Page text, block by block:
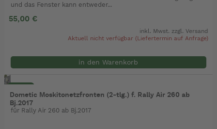
und das Fenster kann entweder...
55,00 €
inkl. Mwst. zzgl.Versand
Aktuell nicht verfügbar (Liefertermin auf Anfrage)
in den Warenkorb
Dometic Moskitonetzfronten (2-tlg.) f. Rally Air 260 ab
Bj.2017
für Rally Air 260 ab Bj.2017